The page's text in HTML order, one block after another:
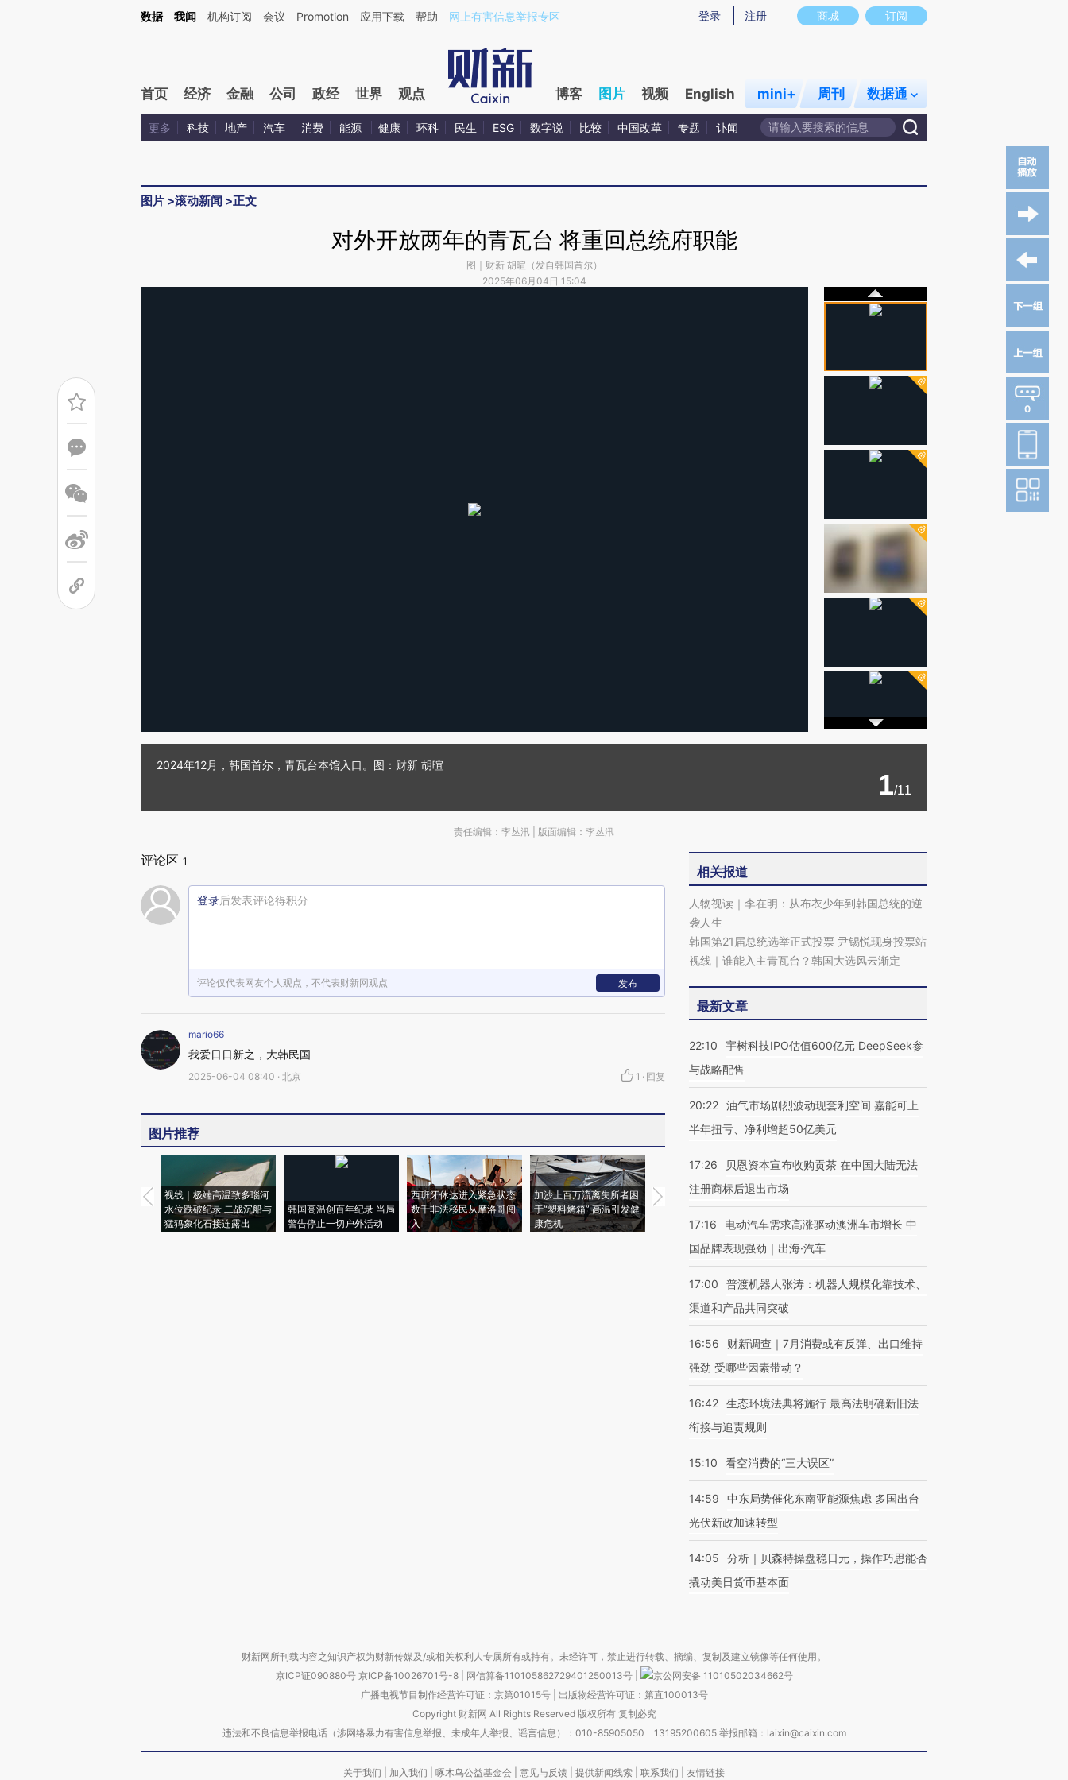
商城 订阅
登录 注册
数据 我闻 机构订阅 会议 Promotion 应用下载 帮助 网上有害信息举报专区
首页 经济 金融 公司 政经 世界 观点 博客 图片 视频 English mini+ 周刊 数据通
更多 科技 地产 汽车 消费 能源 健康 环科 民生 ESG 数字说 比较 中国改革 专题 讣闻
图片 >滚动新闻 >正文
对外开放两年的青瓦台 将重回总统府职能
图｜财新 胡暄（发自韩国首尔）
2025年06月04日 15:04
0
登
成
2024年12月，韩国首尔，青瓦台本馆入口。图：财新 胡暄
1/11
责任编辑：李丛汛 | 版面编辑：李丛汛
评论区 1
登录后发表评论得积分
评论仅代表网友个人观点，不代表财新网观点 发布
mario66
我爱日日新之，大韩民国
2025-06-04 08:40 · 北京 1 · 回复
图片推荐
视线｜极端高温致多瑙河
水位跌破纪录 二战沉船与
猛犸象化石接连露出
韩国高温创百年纪录 当局
警告停止一切户外活动
西班牙休达进入紧急状态
数千非法移民从摩洛哥闯
入
加沙上百万流离失所者困
于“塑料烤箱” 高温引发健
康危机
视线｜HYROX的吸金
术：是什么让中产们甘
心“花钱找虐”？
马航飞行员跨国走私7万
粒摇头丸 尿检体内含3种
毒品
度Z世代 用街头抗争将教
育部长拱下台
相关报道
人物视读｜李在明：从布衣少年到韩国总统的逆
袭人生
韩国第21届总统选举正式投票 尹锡悦现身投票站
视线｜谁能入主青瓦台？韩国大选风云渐定
最新文章
22:10
宇树科技IPO估值600亿元 DeepSeek参
与战略配售
20:22 油气市场剧烈波动现套利空间 嘉能可上
半年扭亏、净利增超50亿美元
17:26
贝恩资本宣布收购贡茶 在中国大陆无法
注册商标后退出市场
17:16
电动汽车需求高涨驱动澳洲车市增长 中
国品牌表现强劲｜出海·汽车
17:00
普渡机器人张涛：机器人规模化靠技术、
渠道和产品共同突破
16:56
财新调查｜7月消费或有反弹、出口维持
强劲 受哪些因素带动？
16:42 生态环境法典将施行 最高法明确新旧法
衔接与追责规则
15:10 看空消费的“三大误区”
14:59
中东局势催化东南亚能源焦虑 多国出台
光伏新政加速转型
14:05
分析｜贝森特操盘稳日元，操作巧思能否
撬动美日货币基本面
财新网所刊载内容之知识产权为财新传媒及/或相关权利人专属所有或持有。未经许可，禁止进行转载、摘编、复制及建立镜像等任何使用。
京ICP证090880号 京ICP备10026701号-8 网信算备110105862729401250013号
京公网安备 11010502034662号
广播电视节目制作经营许可证：京第01015号| 出版物经营许可证：第直100013号
Copyright 财新网 All Rights Reserved 版权所有 复制必究
违法和不良信息举报电话（涉网络暴力有害信息举报、未成年人举报、谣言信息）：010-85905050 13195200605 举报邮箱：laixin@caixin.com
关于我们 加入我们 啄木鸟公益基金会 意见与反馈 提供新闻线索 联系我们 友情链接